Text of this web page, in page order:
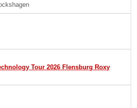
Tour 2026 Flensburg Roxy